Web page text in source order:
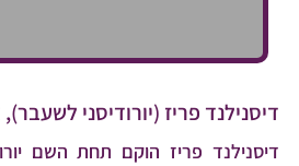
דיסנילנד פריז (יורודיסני
דיסנילנד פריז הוקם תחת השם